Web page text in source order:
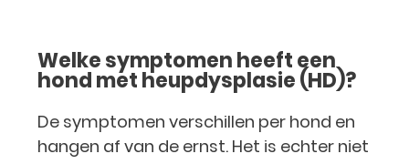
Welke symptomen heeft een
hond met heupdysplasie (HD)?
De symptomen verschillen per hond en
hangen af van de ernst. Het is echter niet